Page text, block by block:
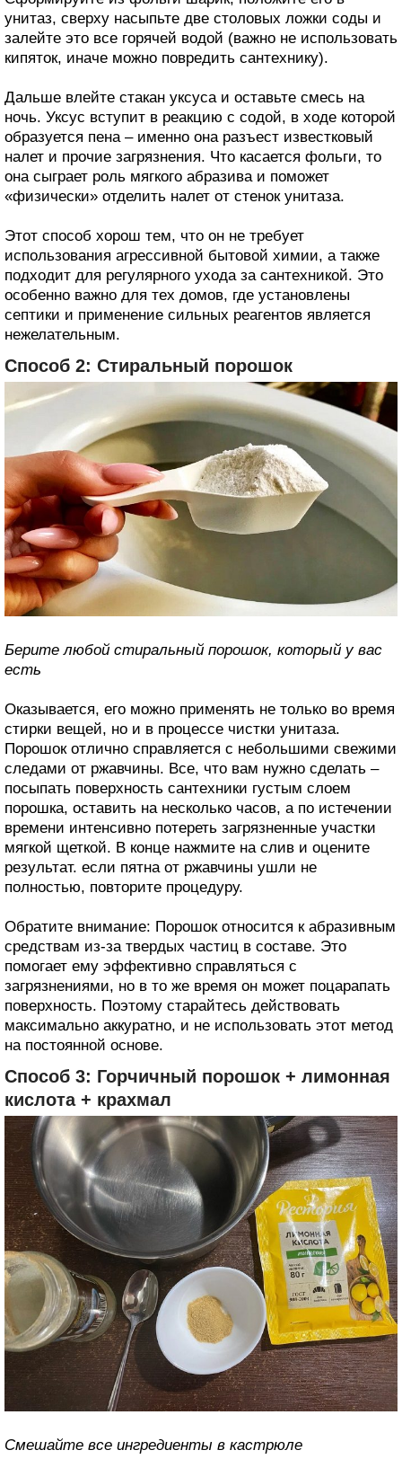
унитаз, сверху насыпьте две столовых ложки соды и
залейте это все горячей водой (важно не использовать
кипяток, иначе можно повредить сантехнику).
Дальше влейте стакан уксуса и оставьте смесь на
ночь. Уксус вступит в реакцию с содой, в ходе которой
образуется пена – именно она разъест известковый
налет и прочие загрязнения. Что касается фольги, то
она сыграет роль мягкого абразива и поможет
«физически» отделить налет от стенок унитаза.
Этот способ хорош тем, что он не требует
использования агрессивной бытовой химии, а также
подходит для регулярного ухода за сантехникой. Это
особенно важно для тех домов, где установлены
септики и применение сильных реагентов является
нежелательным.
Способ 2: Стиральный порошок
Берите любой стиральный порошок, который у вас
есть
Оказывается, его можно применять не только во время
стирки вещей, но и в процессе чистки унитаза.
Порошок отлично справляется с небольшими свежими
следами от ржавчины. Все, что вам нужно сделать –
посыпать поверхность сантехники густым слоем
порошка, оставить на несколько часов, а по истечении
времени интенсивно потереть загрязненные участки
мягкой щеткой. В конце нажмите на слив и оцените
результат. если пятна от ржавчины ушли не
полностью, повторите процедуру.
Обратите внимание: Порошок относится к абразивным
средствам из-за твердых частиц в составе. Это
помогает ему эффективно справляться с
загрязнениями, но в то же время он может поцарапать
поверхность. Поэтому старайтесь действовать
максимально аккуратно, и не использовать этот метод
на постоянной основе.
Способ 3: Горчичный порошок + лимонная
кислота + крахмал
Смешайте все ингредиенты в кастрюле